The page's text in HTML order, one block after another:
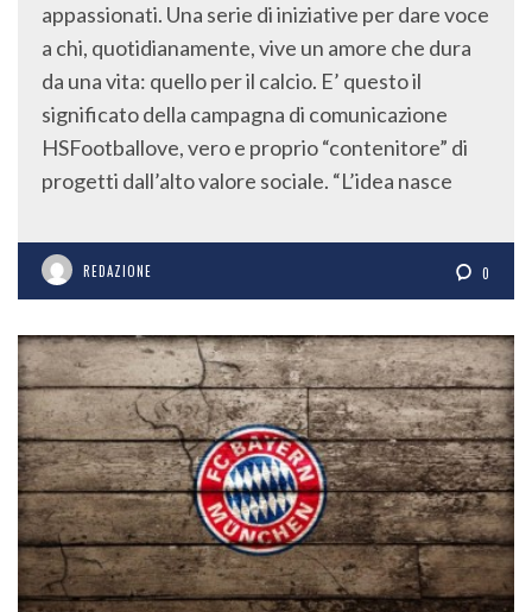
appassionati. Una serie di iniziative per dare voce
a chi, quotidianamente, vive un amore che dura
da una vita: quello per il calcio. E’ questo il
significato della campagna di comunicazione
HSFootballove, vero e proprio “contenitore” di
progetti dall’alto valore sociale. “L’idea nasce
REDAZIONE 0